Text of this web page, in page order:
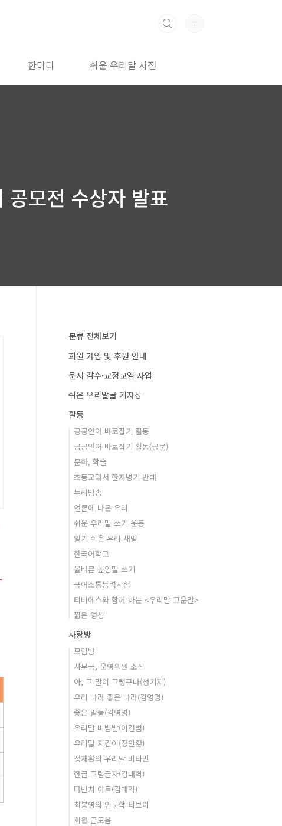
한마디 쉬운 우리말 사전
모전 수상자 발표
분류 전체보기
회원 가입 및 후원 안내
문서 감수·교정교열 사업
쉬운 우리말글 기자상
활동
공공언어 바로잡기 활동
공공언어 바로잡기 활동(공문)
문화, 학술
초등교과서 한자병기 반대
누리방송
언론에 나온 우리
쉬운 우리말 쓰기 운동
알기 쉬운 우리 새말
한국어학교
올바른 높임말 쓰기
국어소통능력시험
티비에스와 함께 하는 <우리말 고운말>
짧은 영상
사랑방
모람방
사무국, 운영위원 소식
아, 그 말이 그렇구나(성기지)
우리 나라 좋은 나라(김영명)
좋은 말들(김영명)
우리말 비빔밥(이건범)
우리말 지킴이(정인환)
정재환의 우리말 비타민
한글 그림글자(김대혁)
다빈치 아트(김대혁)
최봉영의 인문학 티브이
회원 글모음